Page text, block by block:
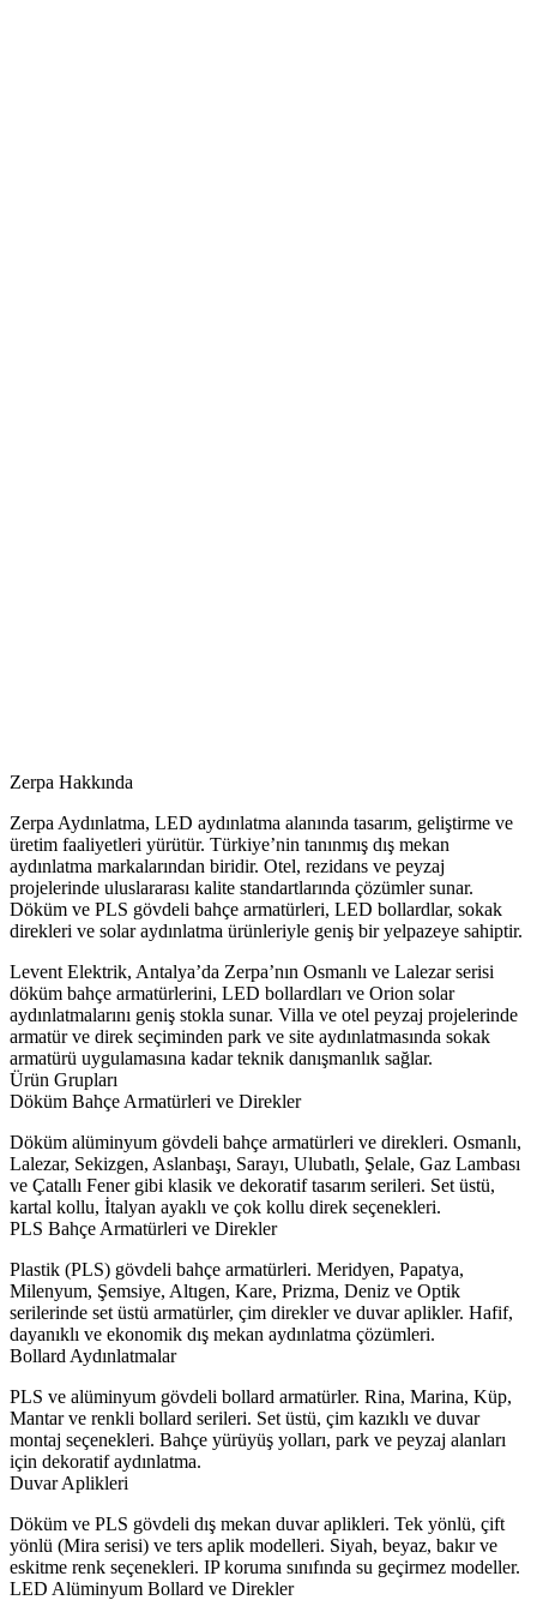
Zerpa Hakkında
Zerpa Aydınlatma, LED aydınlatma alanında tasarım, geliştirme ve
üretim faaliyetleri yürütür. Türkiye’nin tanınmış dış mekan
aydınlatma markalarından biridir. Otel, rezidans ve peyzaj
projelerinde uluslararası kalite standartlarında çözümler sunar.
Döküm ve PLS gövdeli bahçe armatürleri, LED bollardlar, sokak
direkleri ve solar aydınlatma ürünleriyle geniş bir yelpazeye sahiptir.
Levent Elektrik, Antalya’da Zerpa’nın Osmanlı ve Lalezar serisi
döküm bahçe armatürlerini, LED bollardları ve Orion solar
aydınlatmalarını geniş stokla sunar. Villa ve otel peyzaj projelerinde
armatür ve direk seçiminden park ve site aydınlatmasında sokak
armatürü uygulamasına kadar teknik danışmanlık sağlar.
Ürün Grupları
Döküm Bahçe Armatürleri ve Direkler
Döküm alüminyum gövdeli bahçe armatürleri ve direkleri. Osmanlı,
Lalezar, Sekizgen, Aslanbaşı, Sarayı, Ulubatlı, Şelale, Gaz Lambası
ve Çatallı Fener gibi klasik ve dekoratif tasarım serileri. Set üstü,
kartal kollu, İtalyan ayaklı ve çok kollu direk seçenekleri.
PLS Bahçe Armatürleri ve Direkler
Plastik (PLS) gövdeli bahçe armatürleri. Meridyen, Papatya,
Milenyum, Şemsiye, Altıgen, Kare, Prizma, Deniz ve Optik
serilerinde set üstü armatürler, çim direkler ve duvar aplikler. Hafif,
dayanıklı ve ekonomik dış mekan aydınlatma çözümleri.
Bollard Aydınlatmalar
PLS ve alüminyum gövdeli bollard armatürler. Rina, Marina, Küp,
Mantar ve renkli bollard serileri. Set üstü, çim kazıklı ve duvar
montaj seçenekleri. Bahçe yürüyüş yolları, park ve peyzaj alanları
için dekoratif aydınlatma.
Duvar Aplikleri
Döküm ve PLS gövdeli dış mekan duvar aplikleri. Tek yönlü, çift
yönlü (Mira serisi) ve ters aplik modelleri. Siyah, beyaz, bakır ve
eskitme renk seçenekleri. IP koruma sınıfında su geçirmez modeller.
LED Alüminyum Bollard ve Direkler